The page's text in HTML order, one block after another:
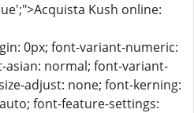
Kush online:
0px; font-variant-numeric:
normal; font-variant-
adjust: none; font-kerning:
font-feature-settings: